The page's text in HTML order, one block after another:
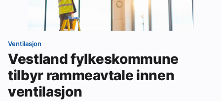
Ventilasjon
Vestland fylkeskommune
tilbyr rammeavtale innen
ventilasjon